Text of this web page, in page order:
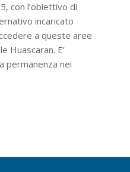
con l’obiettivo di
incaricato
a queste aree
Huascaran. E’
permanenza nei